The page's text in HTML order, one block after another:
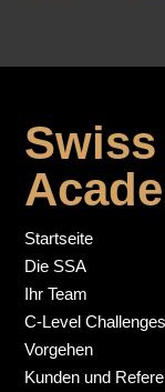
Startseite
Die SSA
Ihr Team
C-Level Challenges
Vorgehen
Kunden und